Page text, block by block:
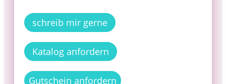
schreib mir gerne
Katalog anfordern
Gutschein anfordern